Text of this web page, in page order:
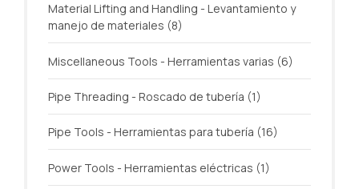
Material Lifting and Handling - Levantamiento y
manejo de materiales (8)
Miscellaneous Tools - Herramientas varias (6)
Pipe Threading - Roscado de tubería (1)
Pipe Tools - Herramientas para tubería (16)
Power Tools - Herramientas eléctricas (1)